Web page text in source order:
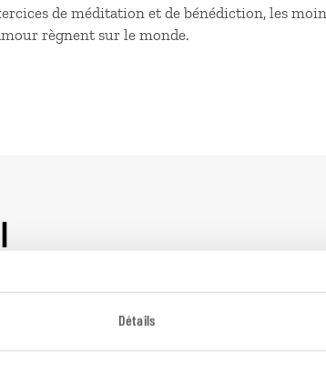
Détails
de méditation et de bénédiction, les
règnent sur le monde.